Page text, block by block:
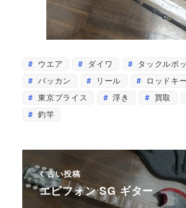
ウエア ダイワ
タックルボ
バッカン
リール
ロッドキ
東京プライス
浮き 買取
釣竿
古い投稿
エピフォン SG ギター